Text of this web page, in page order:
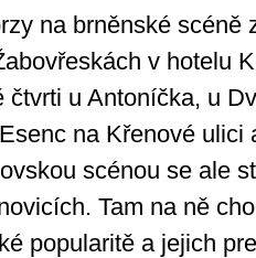
na brněnské scéně
v hotelu
čtvrti u Antoníčka, u
na Křenové ulici
scénou se ale
Tam na ně
popularitě a jejich